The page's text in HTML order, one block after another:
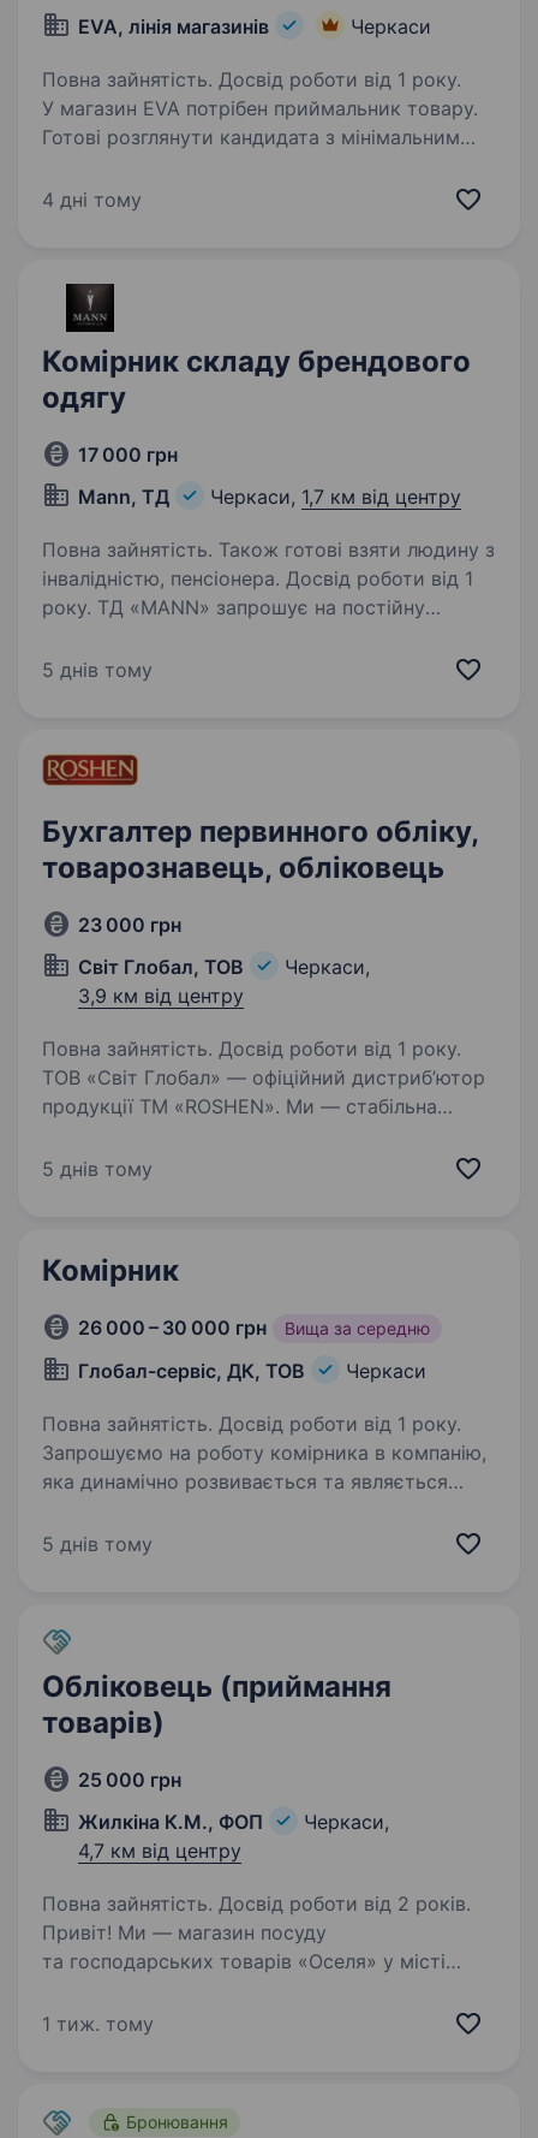
EVA, лінія магазинів Черкаси
Повна зайнятість. Досвід роботи від 1 року.
У магазин EVA потрібен приймальник товару.
Готові розглянути кандидата з мінімальним
приймальником. Гарантуємо базові соціальні
4 дні тому
Комірник складу брендового
одягу
17 000 грн
Mann, ТД
Черкаси, 1,7 км від центру
Повна зайнятість. Також готові взяти людину з
інвалідністю, пенсіонера. Досвід роботи від 1
року. ТД «МАNN» запрошує на постійну
(робота для жінок). Пропонуємо: графік
виплата…
5 днів тому
Бухгалтер первинного обліку,
товарознавець, обліковець
23 000 грн
Світ Глобал, ТОВ
Черкаси,
3,9 км від центру
Повна зайнятість. Досвід роботи від 1 року.
ТОВ «Світ Глобал» — офіційний дистриб’ютор
продукції ТМ «ROSHEN». Ми — стабільна
та створює можливості для професійного
5 днів тому
Комірник
26 000 – 30 000 грн Вища за середню
Глобал-сервіс, ДК, ТОВ Черкаси
Повна зайнятість. Досвід роботи від 1 року.
Запрошуємо на роботу комірника в компанію,
яка динамічно розвивається та являється
успішних кандидатів ми очікуємо:
5 днів тому
Обліковець (приймання
товарів)
25 000 грн
Жилкіна К.М., ФОП
Черкаси,
4,7 км від центру
Повна зайнятість. Досвід роботи від 2 років.
Привіт! Ми — магазин посуду
та господарських товарів «Оселя» у місті
команди відповідального обліковця для
1 тиж. тому
Бронювання